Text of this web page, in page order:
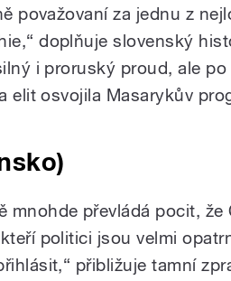
považovaní za jednu z
doplňuje slovenský
i proruský proud, ale
elit osvojila Masarykův
mnohde převládá pocit,
politici jsou velmi
přibližuje tamní